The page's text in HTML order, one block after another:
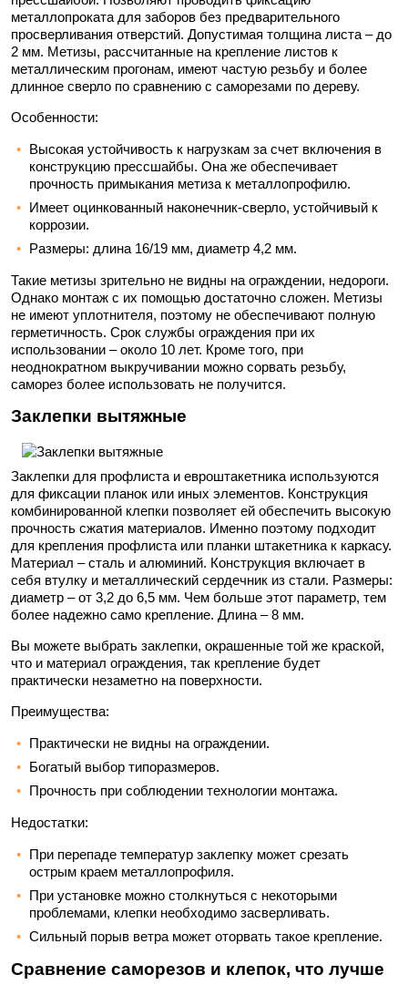
металлопроката для заборов без предварительного
просверливания отверстий. Допустимая толщина листа – до
2 мм. Метизы, рассчитанные на крепление листов к
металлическим прогонам, имеют частую резьбу и более
длинное сверло по сравнению с саморезами по дереву.
Особенности:
Высокая устойчивость к нагрузкам за счет включения в
конструкцию прессшайбы. Она же обеспечивает
прочность примыкания метиза к металлопрофилю.
Имеет оцинкованный наконечник-сверло, устойчивый к
коррозии.
Размеры: длина 16/19 мм, диаметр 4,2 мм.
Такие метизы зрительно не видны на ограждении, недороги.
Однако монтаж с их помощью достаточно сложен. Метизы
не имеют уплотнителя, поэтому не обеспечивают полную
герметичность. Срок службы ограждения при их
использовании – около 10 лет. Кроме того, при
неоднократном выкручивании можно сорвать резьбу,
саморез более использовать не получится.
Заклепки вытяжные
Заклепки для профлиста и евроштакетника используются
для фиксации планок или иных элементов. Конструкция
комбинированной клепки позволяет ей обеспечить высокую
прочность сжатия материалов. Именно поэтому подходит
для крепления профлиста или планки штакетника к каркасу.
Материал – сталь и алюминий. Конструкция включает в
себя втулку и металлический сердечник из стали. Размеры:
диаметр – от 3,2 до 6,5 мм. Чем больше этот параметр, тем
более надежно само крепление. Длина – 8 мм.
Вы можете выбрать заклепки, окрашенные той же краской,
что и материал ограждения, так крепление будет
практически незаметно на поверхности.
Преимущества:
Практически не видны на ограждении.
Богатый выбор типоразмеров.
Прочность при соблюдении технологии монтажа.
Недостатки:
При перепаде температур заклепку может срезать
острым краем металлопрофиля.
При установке можно столкнуться с некоторыми
проблемами, клепки необходимо засверливать.
Сильный порыв ветра может оторвать такое крепление.
Сравнение саморезов и клепок, что лучше